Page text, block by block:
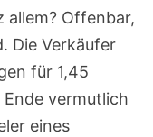
allem? Offenbar,
Die Verkäufer
für 1,45
vermutlich
eines